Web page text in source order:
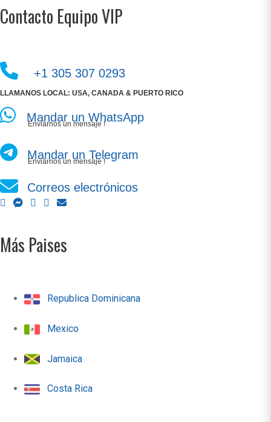
Contacto Equipo VIP
+1 305 307 0293
LLAMANOS LOCAL: USA, CANADA & PUERTO RICO
Mandar un WhatsApp
Enviarnos un mensaje !
Mandar un Telegram
Enviarnos un mensaje !
Correos electrónicos
Más Paises
Republica Dominicana
Mexico
Jamaica
Costa Rica